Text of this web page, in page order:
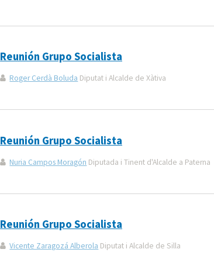
Reunión Grupo Socialista
Roger Cerdà Boluda Diputat i Alcalde de Xàtiva
Reunión Grupo Socialista
Nuria Campos Moragón Diputada i Tinent d'Alcalde a Paterna
Reunión Grupo Socialista
Vicente Zaragozá Alberola Diputat i Alcalde de Silla